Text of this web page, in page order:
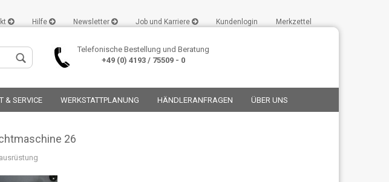
Hilfe Newsletter Job und Karriere Kundenlogin Merkzettel
Telefonische Bestellung und Beratung
+49 (0) 4193 / 75509 - 0
& SERVICE WERKSTATTPLANUNG HÄNDLERANFRAGEN ÜBER UNS
26